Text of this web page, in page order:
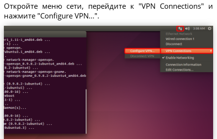
Откройте меню сети, перейдите к "VPN Connections" и
нажмите "Configure VPN...".